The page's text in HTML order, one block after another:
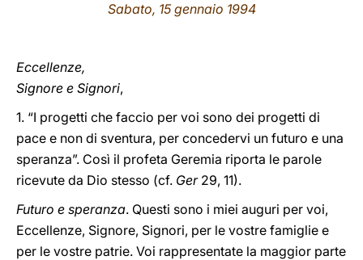
Sabato, 15 gennaio 1994
Eccellenze,
Signore e Signori,
1. “I progetti che faccio per voi sono dei progetti di
pace e non di sventura, per concedervi un futuro e una
speranza”. Così il profeta Geremia riporta le parole
ricevute da Dio stesso (cf. Ger29, 11).
Futuro e speranza. Questi sono i miei auguri per voi,
Eccellenze, Signore, Signori, per le vostre famiglie e
per le vostre patrie. Voi rappresentate la maggior parte